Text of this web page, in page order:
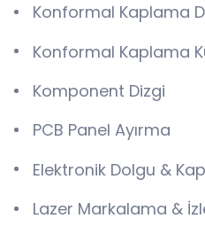
Konformal Kaplama
Konformal Kaplama
Komponent Dizgi
PCB Panel Ayırma
Elektronik Dolgu &
Lazer Markalama &